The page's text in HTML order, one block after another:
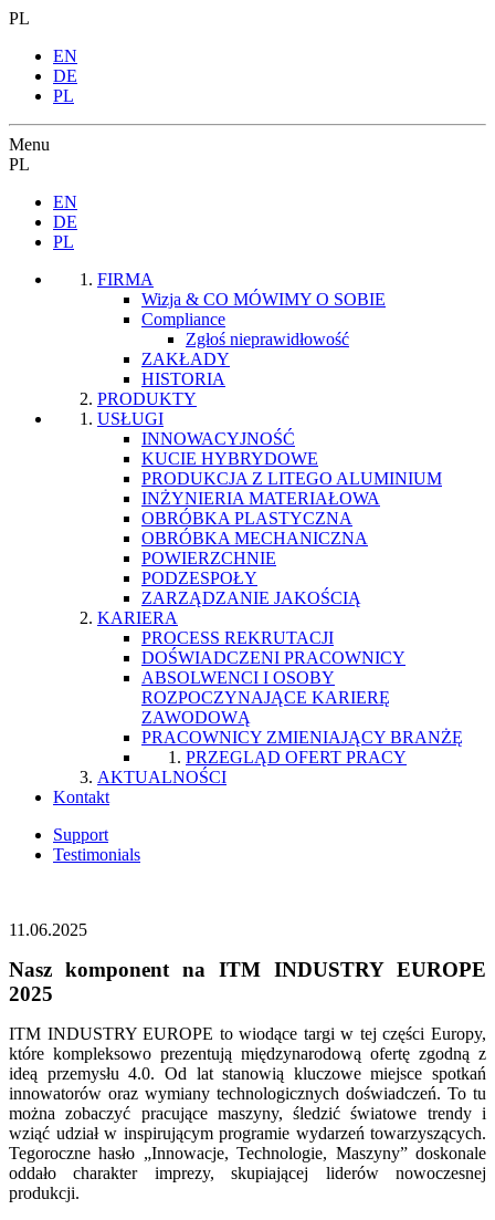
PL
EN
DE
PL
Menu
PL
EN
DE
PL
FIRMA
Wizja & CO MÓWIMY O SOBIE
Compliance
Zgłoś nieprawidłowość
ZAKŁADY
HISTORIA
PRODUKTY
USŁUGI
INNOWACYJNOŚĆ
KUCIE HYBRYDOWE
PRODUKCJA Z LITEGO ALUMINIUM
INŻYNIERIA MATERIAŁOWA
OBRÓBKA PLASTYCZNA
OBRÓBKA MECHANICZNA
POWIERZCHNIE
PODZESPOŁY
ZARZĄDZANIE JAKOŚCIĄ
KARIERA
PROCESS REKRUTACJI
DOŚWIADCZENI PRACOWNICY
ABSOLWENCI I OSOBY
ROZPOCZYNAJĄCE KARIERĘ
ZAWODOWĄ
PRACOWNICY ZMIENIAJĄCY BRANŻĘ
PRZEGLĄD OFERT PRACY
AKTUALNOŚCI
Kontakt
Support
Testimonials
11.06.2025
Nasz komponent na ITM INDUSTRY EUROPE
2025
ITM INDUSTRY EUROPE to wiodące targi w tej części Europy,
które kompleksowo prezentują międzynarodową ofertę zgodną z
ideą przemysłu 4.0. Od lat stanowią kluczowe miejsce spotkań
innowatorów oraz wymiany technologicznych doświadczeń. To tu
można zobaczyć pracujące maszyny, śledzić światowe trendy i
wziąć udział w inspirującym programie wydarzeń towarzyszących.
Tegoroczne hasło „Innowacje, Technologie, Maszyny” doskonale
oddało charakter imprezy, skupiającej liderów nowoczesnej
produkcji.